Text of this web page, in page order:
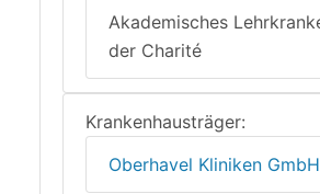
Akademisches
der Charité
Krankenhausträger:
Oberhavel Kliniken GmbH